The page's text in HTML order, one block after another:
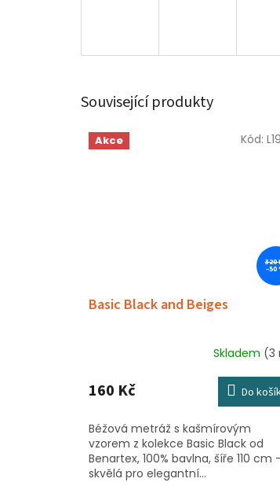
Související produkty
Akce
320
–50
Basic Black and Beiges
Skladem (3
160 Kč Do
Béžová metráž s kašmírovým
vzorem z kolekce Basic Black od
Benartex, 100% bavlna, šíře 110 cm
skvělá pro elegantní...
Kód: